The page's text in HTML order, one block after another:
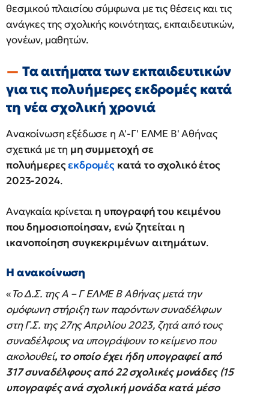
θεσμικού πλαισίου σύμφωνα με τις θέσεις και τις
ανάγκες της σχολικής κοινότητας, εκπαιδευτικών,
γονέων, μαθητών.
Τα αιτήματα των εκπαιδευτικών
για τις πολυήμερες εκδρομές κατά
τη νέα σχολική χρονιά
Ανακοίνωση εξέδωσε η Α'-Γ' ΕΛΜΕ Β' Αθήνας
σχετικά με τη μη συμμετοχή σε
πολυήμερεςεκδρομέςκατά το σχολικό έτος
2023-2024.
Αναγκαία κρίνεται η υπογραφή του κειμένου
που δημοσιοποίησαν, ενώ ζητείται η
ικανοποίηση συγκεκριμένων αιτημάτων.
Η ανακοίνωση
«Το Δ.Σ. της Α – Γ ΕΛΜΕ Β Αθήνας μετά την
ομόφωνη στήριξη των παρόντων συναδέλφων
στη Γ.Σ. της 27ης Απριλίου 2023, ζητά από τους
συναδέλφους να υπογράψουν το κείμενο που
ακολουθεί, το οποίο έχει ήδη υπογραφεί από
317 συναδέλφους από 22 σχολικές μονάδες (15
υπογραφές ανά σχολική μονάδα κατά μέσο